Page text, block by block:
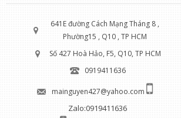
641E đường Cách Mạng Tháng 8 ,
Phường15 , Q10 , TP HCM
Số 427 Hoà Hảo, F5, Q10, TP HCM
0919411636
mainguyen427@yahoo.com
Zalo:0919411636